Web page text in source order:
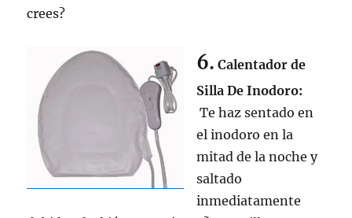
crees?
6. Calentador de
Silla De Inodoro:
Te haz sentado en
el inodoro en la
mitad de la noche y
saltado
inmediatamente